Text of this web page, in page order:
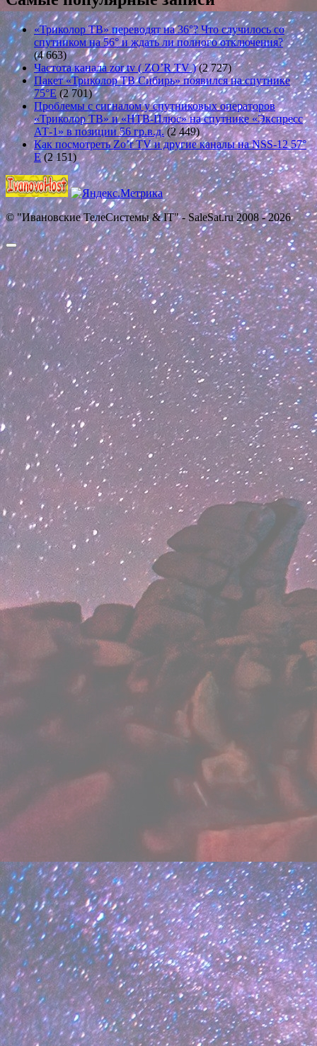
«Триколор ТВ» переводят на 36°? Что случилось со
спутником на 56° и ждать ли полного отключения?
(4 663)
Частота канала zor tv ( ZO’R TV ) (2 727)
Пакет «Триколор ТВ Сибирь» появился на спутнике
75°E (2 701)
Проблемы с сигналом у спутниковых операторов
«Триколор ТВ» и «НТВ-Плюс» на спутнике «Экспресс
АТ-1» в позиции 56 гр.в.д. (2 449)
Как посмотреть Zo’r TV и другие каналы на NSS-12 57°
E (2 151)
© "Ивановские ТелеСистемы & IT" - SaleSat.ru 2008 - 2026
Прокрутить
вверх